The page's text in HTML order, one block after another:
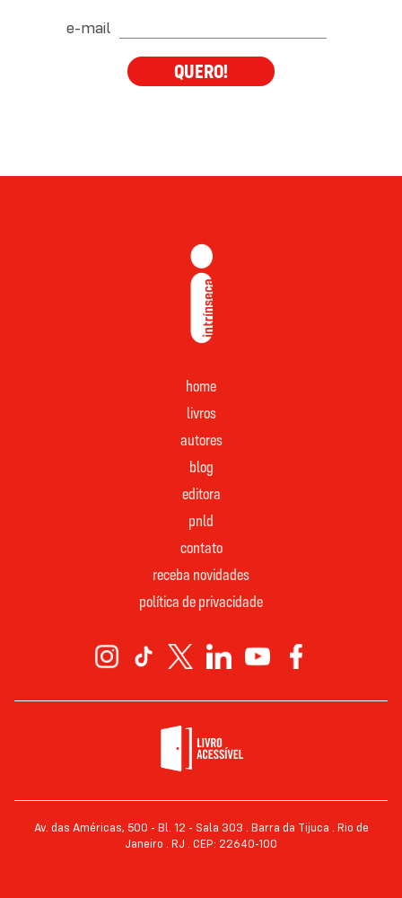
e-mail
QUERO!
home
livros
autores
blog
editora
pnld
contato
receba novidades
política de privacidade
Av. das Américas, 500 - Bl. 12 - Sala 303 . Barra da Tijuca . Rio de
Janeiro . RJ . CEP: 22640-100